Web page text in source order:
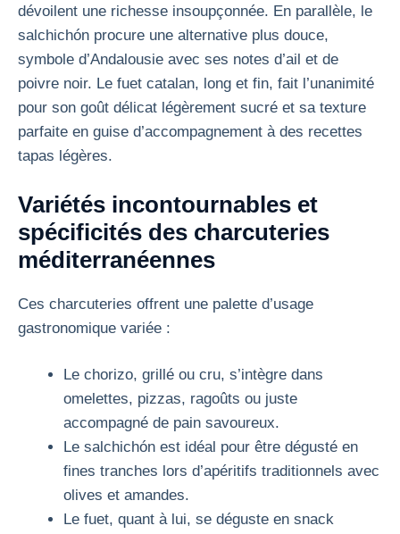
dévoilent une richesse insoupçonnée. En parallèle, le
salchichón procure une alternative plus douce,
symbole d’Andalousie avec ses notes d’ail et de
poivre noir. Le fuet catalan, long et fin, fait l’unanimité
pour son goût délicat légèrement sucré et sa texture
parfaite en guise d’accompagnement à des recettes
tapas légères.
Variétés incontournables et
spécificités des charcuteries
méditerranéennes
Ces charcuteries offrent une palette d’usage
gastronomique variée :
Le chorizo, grillé ou cru, s’intègre dans
omelettes, pizzas, ragoûts ou juste
accompagné de pain savoureux.
Le salchichón est idéal pour être dégusté en
fines tranches lors d’apéritifs traditionnels avec
olives et amandes.
Le fuet, quant à lui, se déguste en snack